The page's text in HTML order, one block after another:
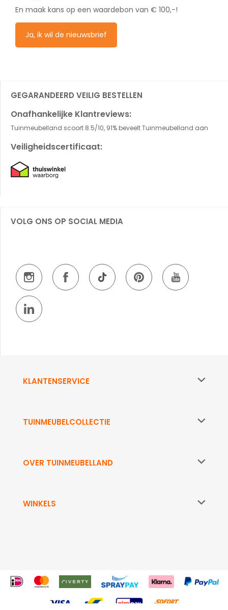
En maak kans op een waardebon van € 100,-!
Ja, ik wil de nieuwsbrief
GEGARANDEERD VEILIG BESTELLEN
Onafhankelijke Klantreviews:
Tuinmeubelland scoort 8.5/10, 91% beveelt Tuinmeubelland aan
Veiligheidscertificaat:
VOLG ONS OP SOCIAL MEDIA
KLANTENSERVICE
TUINMEUBELCOLLECTIE
OVER TUINMEUBELLAND
WINKELS